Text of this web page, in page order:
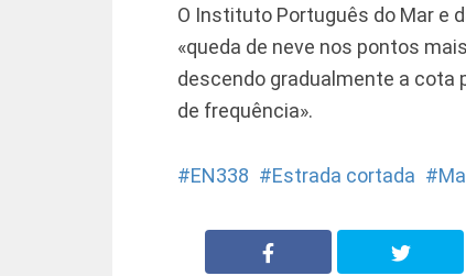
O Instituto Português do Mar e
«queda de neve nos pontos
descendo gradualmente a cota
de frequência».
EN338 Estrada cortada